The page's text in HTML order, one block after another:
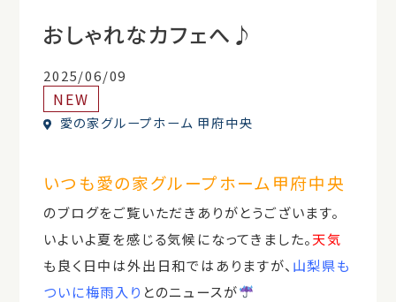
おしゃれなカフェへ♪
2025/06/09
NEW
愛の家グループホーム 甲府中央
いつも愛の家グループホーム甲府中央
のブログをご覧いただきありがとうございます。
いよいよ夏を感じる気候になってきました。天気
も良く日中は外出日和ではありますが、 山梨県も
ついに梅雨入り とのニュースが